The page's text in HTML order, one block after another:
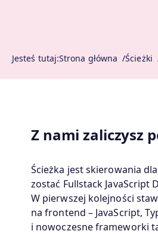
Jesteś tutaj:Strona główna Ścieżki
Z nami zaliczysz
Ścieżka jest skierowania
zostać Fullstack JavaScript
W pierwszej kolejności
na frontend – JavaScript,
i nowoczesne frameworki